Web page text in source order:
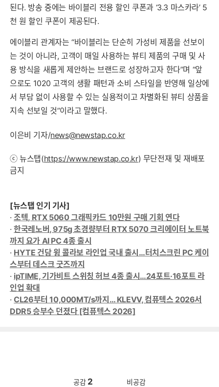
된다. 방송 중에는 바이블리 전용 할인 쿠폰과 ‘3.3 마스카라’ 5
천 원 할인 쿠폰이 제공된다.
에이블리 관계자는 “바이블리는 단순히 가성비 제품을 선보이
는 것이 아니라, 고객이 매일 사용하는 뷰티 제품의 구매 및 사
용 방식을 새롭게 제안하는 브랜드로 성장하고자 한다”며 “앞
으로도 1020 고객의 생활 패턴과 소비 스타일을 반영해 일상에
서 부담 없이 사용할 수 있는 실용적이고 차별화된 뷰티 상품을
지속 선보일 것”이라고 말했다.
이은비 기자/news@newstap.co.kr
ⓒ 뉴스탭(https://www.newstap.co.kr) 무단전재 및 재배포
금지
[뉴스탭 인기 기사]
·조텍, RTX 5060 그래픽카드 10만원 구매 기회 연다
·한국레노버, 975g 초경량부터 RTX 5070 크리에이터 노트북
까지 요가 AI PC 4종 출시
· HYTE 건담 윙 콜라보 라인업 국내 출시…터치스크린 PC 케이
스부터 데스크 굿즈까지
· ipTIME, 기가비트 스위칭 허브 4종 출시…24포트·16포트 라
인업 확대
· CL26부터 10,000MT/s까지… KLEVV, 컴퓨텍스 2026서
DDR5 승부수 던졌다 [컴퓨텍스 2026]
공감 2 비공감